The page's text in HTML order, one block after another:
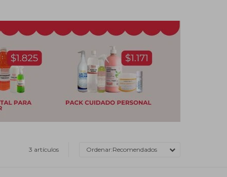
3 artículos Recomendados